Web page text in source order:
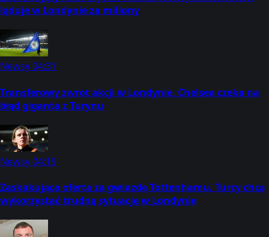
ląduje w Londynie za miliony
Newsy04:31
Transferowy zwrot akcji w Londynie. Chelsea czeka na
błąd giganta z Turynu
Newsy04:19
Zaskakująca oferta za gwiazdę Tottenhamu. Turcy chcą
wykorzystać trudną sytuację w Londynie